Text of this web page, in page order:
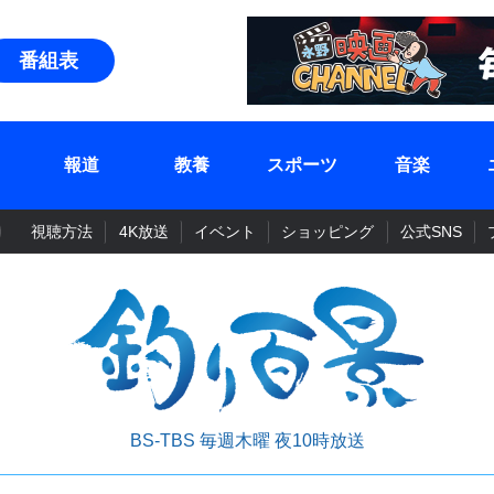
番組表
報道 教養 スポーツ 音楽
視聴方法 4K放送 イベント ショッピング 公式SNS
BS-TBS 毎週木曜 夜10時放送